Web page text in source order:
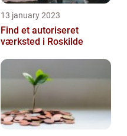
13 january 2023
Find et autoriseret
værksted i Roskilde